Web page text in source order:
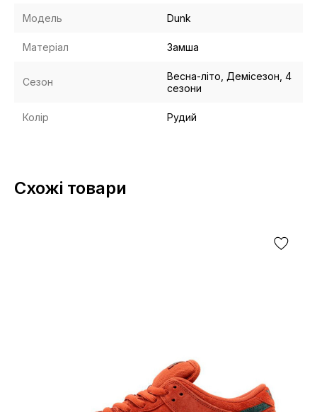
Модель Dunk
Матеріал Замша
Сезон
Весна-літо, Демісезон, 4
сезони
Колір Рудий
Схожі товари